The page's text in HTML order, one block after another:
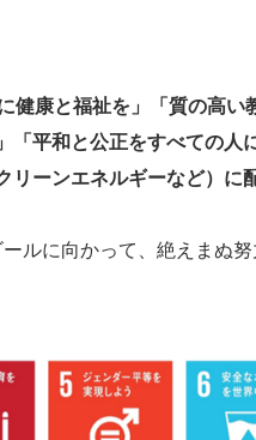
健康と福祉を」「質の高い
「平和と公正をすべての人
リーンエネルギーなど）に
ルに向かって、絶えまぬ努